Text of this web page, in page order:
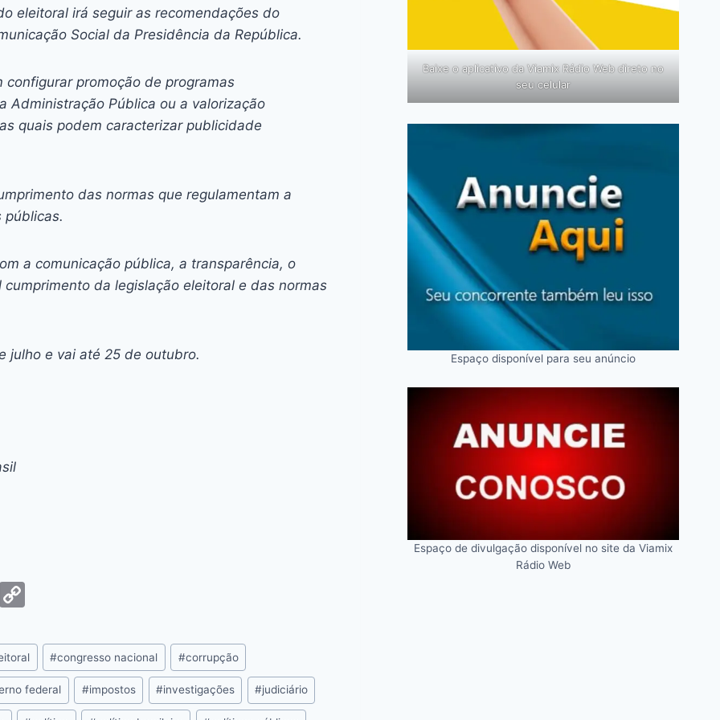
p
y
n
k
eleitoral irá seguir as recomendações do
Social da Presidência da República.
promoção de programas
Administração Pública ou a valorização
quais podem caracterizar publicidade
das normas que regulamentam a
públicas.
a comunicação pública, a transparência, o
da legislação eleitoral e das normas
julho e vai até 25 de outubro.
G
p
y
Li
#congresso nacional #corrupção
federal #impostos #investigações #judiciário
Baixe o aplicativo da Viamix Rádio Web direto no
seu celular
Espaço disponível para seu anúncio
Espaço de divulgação disponível no site da Viamix
Rádio Web